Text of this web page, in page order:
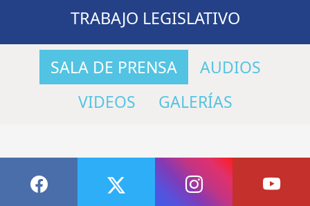
TRABAJO LEGISLATIVO
SALA DE PRENSA
AUDIOS
VIDEOS
GALERÍAS